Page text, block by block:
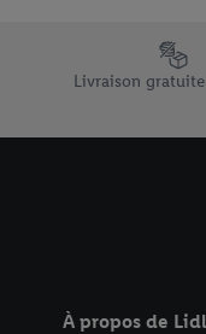
Élément du pied de
Livraison
À propos de Lidl